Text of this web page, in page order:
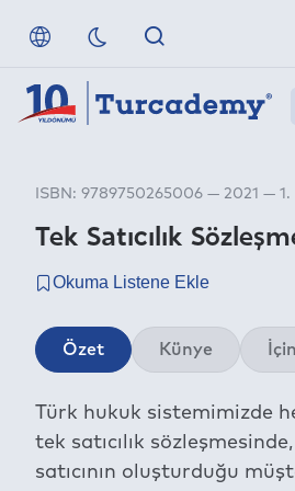
Tek Satıcılık
ISBN: 9789750265006 — 2021 — 1.
Özet Künye
Türk hukuk sistemimizde
tek satıcılık
satıcının oluşturduğu